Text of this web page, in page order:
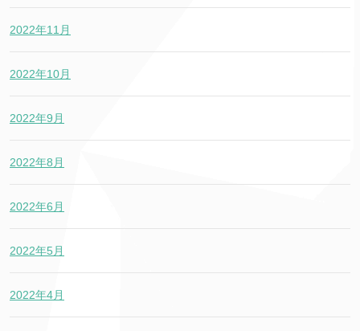
2022年11月
2022年10月
2022年9月
2022年8月
2022年6月
2022年5月
2022年4月